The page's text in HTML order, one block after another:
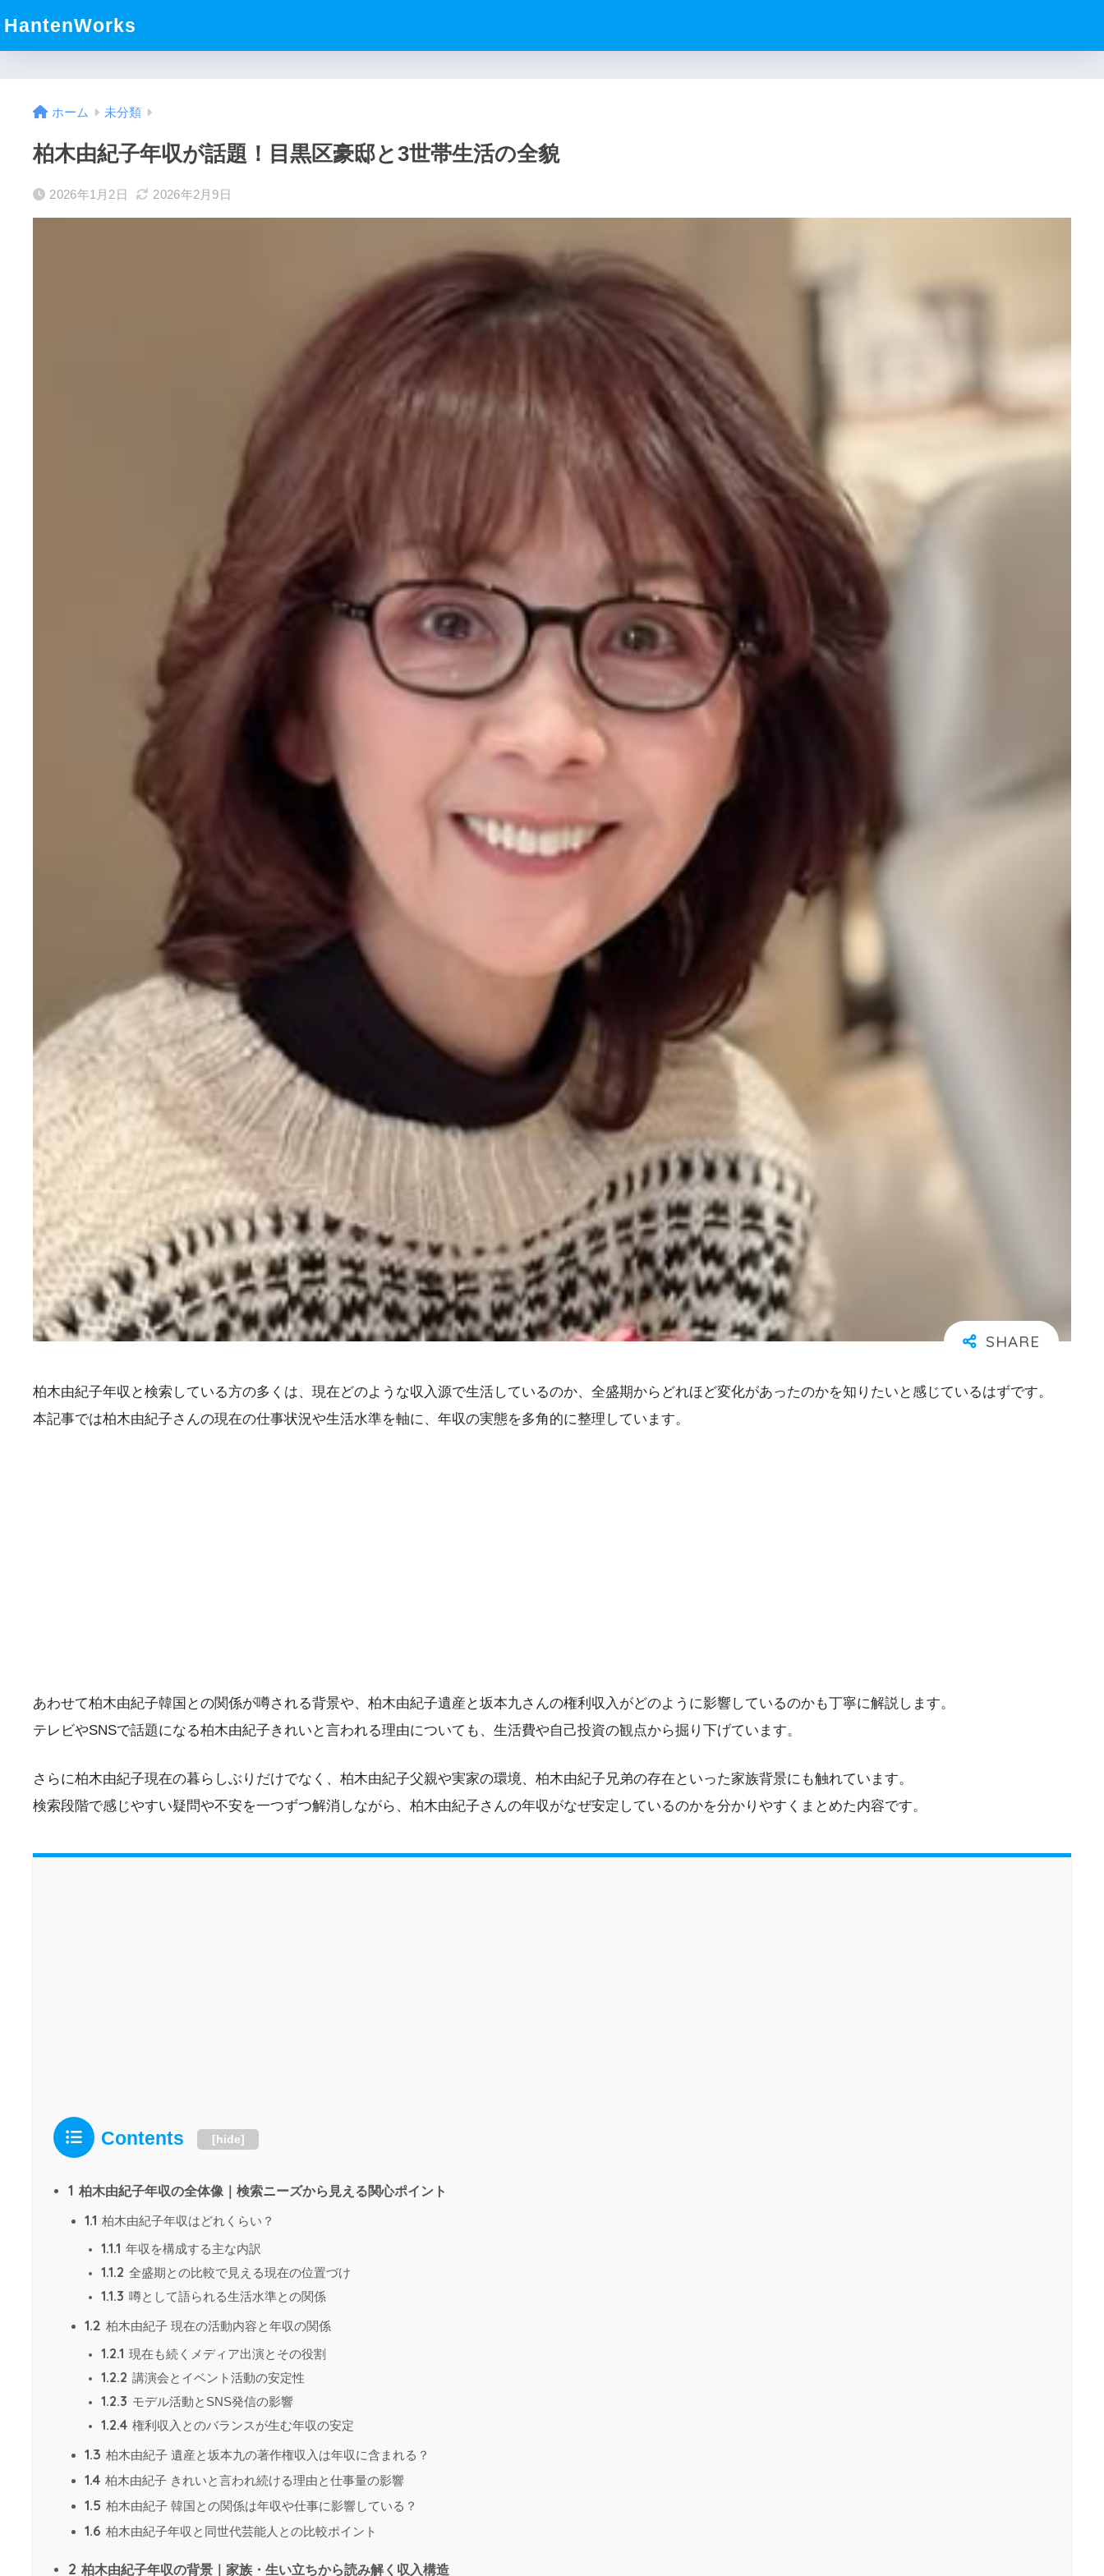
HantenWorks
ホーム 未分類
柏木由紀子年収が話題！目黒区豪邸と3世帯生活の全貌
2026年1月2日 2026年2月9日
柏木由紀子年収と検索している方の多くは、現在どのような収入源で生活しているのか、全盛期からどれほど変化があったのかを知りたいと感じているはずです。
本記事では柏木由紀子さんの現在の仕事状況や生活水準を軸に、年収の実態を多角的に整理しています。
あわせて柏木由紀子韓国との関係が噂される背景や、柏木由紀子遺産と坂本九さんの権利収入がどのように影響しているのかも丁寧に解説します。
テレビやSNSで話題になる柏木由紀子きれいと言われる理由についても、生活費や自己投資の観点から掘り下げています。
さらに柏木由紀子現在の暮らしぶりだけでなく、柏木由紀子父親や実家の環境、柏木由紀子兄弟の存在といった家族背景にも触れています。
検索段階で感じやすい疑問や不安を一つずつ解消しながら、柏木由紀子さんの年収がなぜ安定しているのかを分かりやすくまとめた内容です。
Contents [hide]
1 柏木由紀子年収の全体像｜検索ニーズから見える関心ポイント
1.1 柏木由紀子年収はどれくらい？
1.1.1 年収を構成する主な内訳
1.1.2 全盛期との比較で見える現在の位置づけ
1.1.3 噂として語られる生活水準との関係
1.2 柏木由紀子 現在の活動内容と年収の関係
1.2.1 現在も続くメディア出演とその役割
1.2.2 講演会とイベント活動の安定性
1.2.3 モデル活動とSNS発信の影響
1.2.4 権利収入とのバランスが生む年収の安定
1.3 柏木由紀子 遺産と坂本九の著作権収入は年収に含まれる？
1.4 柏木由紀子 きれいと言われ続ける理由と仕事量の影響
1.5 柏木由紀子 韓国との関係は年収や仕事に影響している？
1.6 柏木由紀子年収と同世代芸能人との比較ポイント
2 柏木由紀子年収の背景｜家族・生い立ちから読み解く収入構造